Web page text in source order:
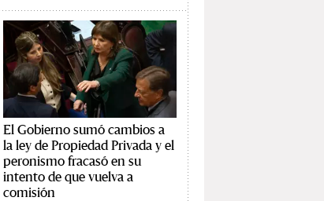
El Gobierno sumó cambios a
la ley de Propiedad Privada y el
peronismo fracasó en su
intento de que vuelva a
comisión